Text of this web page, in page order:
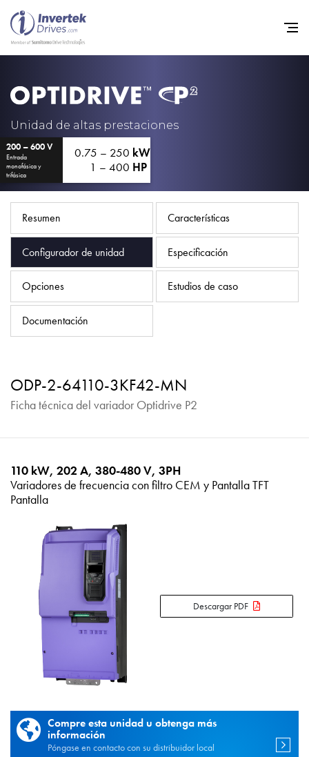
Unidad de altas prestaciones
200 – 600 V
Entrada
monofásica y
trifásica
0.75 – 250 kW
1 – 400 HP
Resumen Características
Configurador de unidad Especificación
Opciones Estudios de caso
Documentación
ODP-2-64110-3KF42-MN
Ficha técnica del variador Optidrive P2
110 kW, 202 A, 380-480 V, 3PH
Variadores de frecuencia con filtro CEM y Pantalla TFT
Pantalla
Descargar PDF
Compre esta unidad u obtenga más
información
Póngase en contacto con su distribuidor local
Home
Noticias
Empleo
Acerca de
Contacto